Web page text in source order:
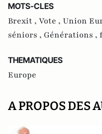
MOTS-CLES
Brexit , Vote , Union
séniors , Générations ,
THEMATIQUES
Europe
A PROPOS DES